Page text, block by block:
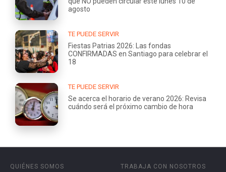
agosto
TE PUEDE SERVIR
Fiestas Patrias 2026: Las fondas
CONFIRMADAS en Santiago para celebrar el
18
TE PUEDE SERVIR
Se acerca el horario de verano 2026: Revisa
cuándo será el próximo cambio de hora
QUIÉNES SOMOS
TRABAJA CON NOSOTROS